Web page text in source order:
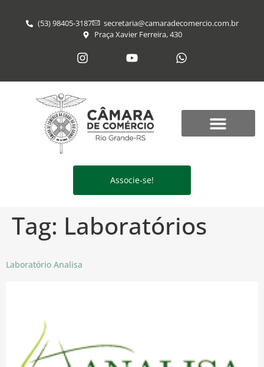
(53) 98405-3187
secretaria@​camaradecomercio.com.br
Praça Xavier Ferreira, 430
Associe-se!
Tag: Laboratórios
Laboratório Analisa